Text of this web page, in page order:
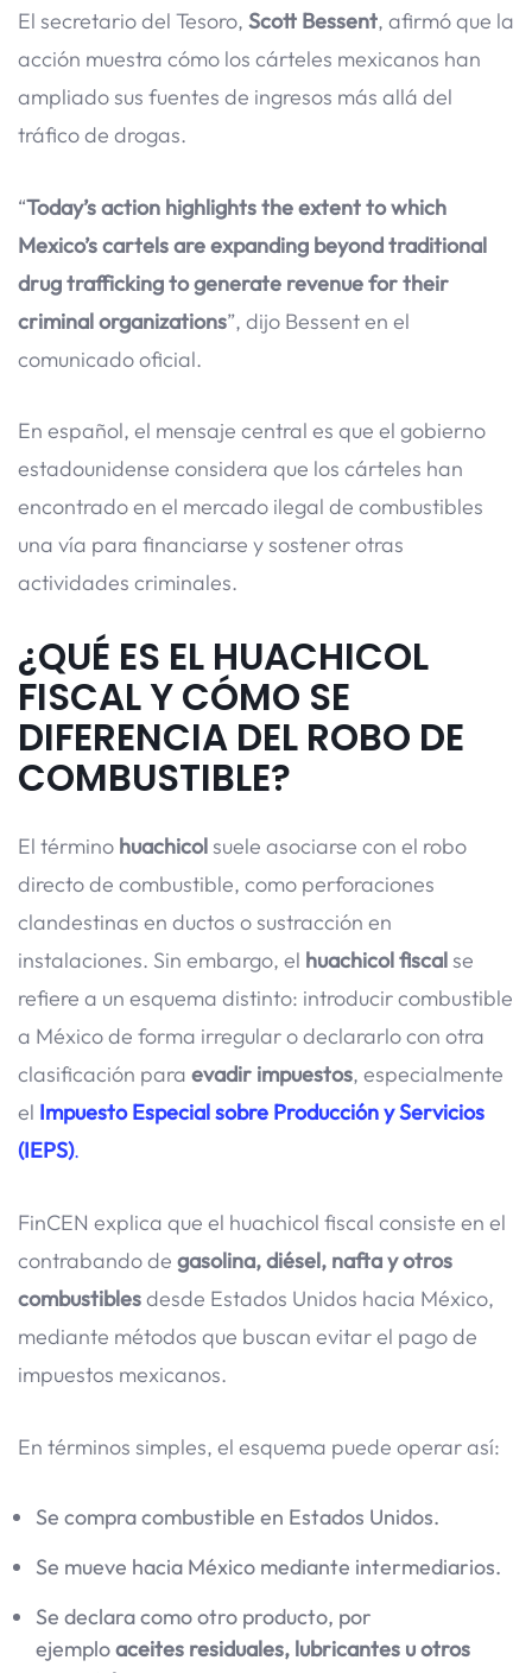
El secretario del Tesoro, Scott Bessent, afirmó que la
acción muestra cómo los cárteles mexicanos han
ampliado sus fuentes de ingresos más allá del
tráfico de drogas.
“Today’s action highlights the extent to which
Mexico’s cartels are expanding beyond traditional
drug trafficking to generate revenue for their
criminal organizations”, dijo Bessent en el
comunicado oficial.
En español, el mensaje central es que el gobierno
estadounidense considera que los cárteles han
encontrado en el mercado ilegal de combustibles
una vía para financiarse y sostener otras
actividades criminales.
¿QUÉ ES EL HUACHICOL
FISCAL Y CÓMO SE
DIFERENCIA DEL ROBO DE
COMBUSTIBLE?
El término huachicolsuele asociarse con el robo
directo de combustible, como perforaciones
clandestinas en ductos o sustracción en
instalaciones. Sin embargo, el huachicol fiscalse
refiere a un esquema distinto: introducir combustible
a México de forma irregular o declararlo con otra
clasificación para evadir impuestos, especialmente
el Impuesto Especial sobre Producción y Servicios
(IEPS).
FinCEN explica que el huachicol fiscal consiste en el
contrabando de gasolina, diésel, nafta y otros
combustiblesdesde Estados Unidos hacia México,
mediante métodos que buscan evitar el pago de
impuestos mexicanos.
En términos simples, el esquema puede operar así:
Se compra combustible en Estados Unidos.
Se mueve hacia México mediante intermediarios.
Se declara como otro producto, por
ejemploaceites residuales, lubricantes u otros